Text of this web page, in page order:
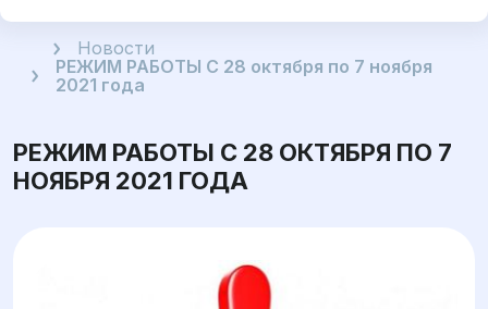
ГлавнаяНовости
РЕЖИМ РАБОТЫ С 28 октября по 7 ноября
2021 года
РЕЖИМ РАБОТЫ С 28 ОКТЯБРЯ ПО 7
НОЯБРЯ 2021 ГОДА